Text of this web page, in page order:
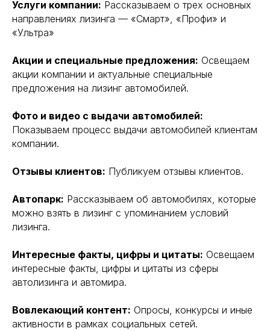
Услуги компании: Рассказываем о трех основных
направлениях лизинга — «Смарт», «Профи» и
«Ультра»
Акции и специальные предложения: Освещаем
акции компании и актуальные специальные
предложения на лизинг автомобилей.
Фото и видео с выдачи автомобилей:
Показываем процесс выдачи автомобилей клиентам
компании.
Отзывы клиентов: Публикуем отзывы клиентов.
Автопарк: Рассказываем об автомобилях, которые
можно взять в лизинг с упоминанием условий
лизинга.
Интересные факты, цифры и цитаты: Освещаем
интересные факты, цифры и цитаты из сферы
автолизинга и автомира.
Вовлекающий контент: Опросы, конкурсы и иные
активности в рамках социальных сетей.